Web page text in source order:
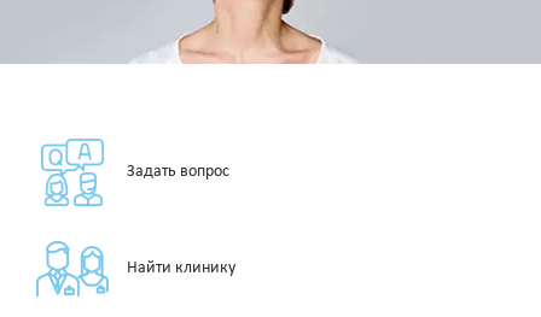
Задать вопрос
Найти клинику